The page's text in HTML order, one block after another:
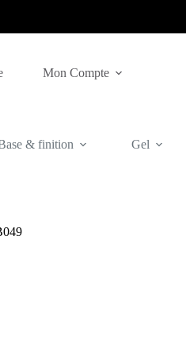
Mon Compte
& finition Gel